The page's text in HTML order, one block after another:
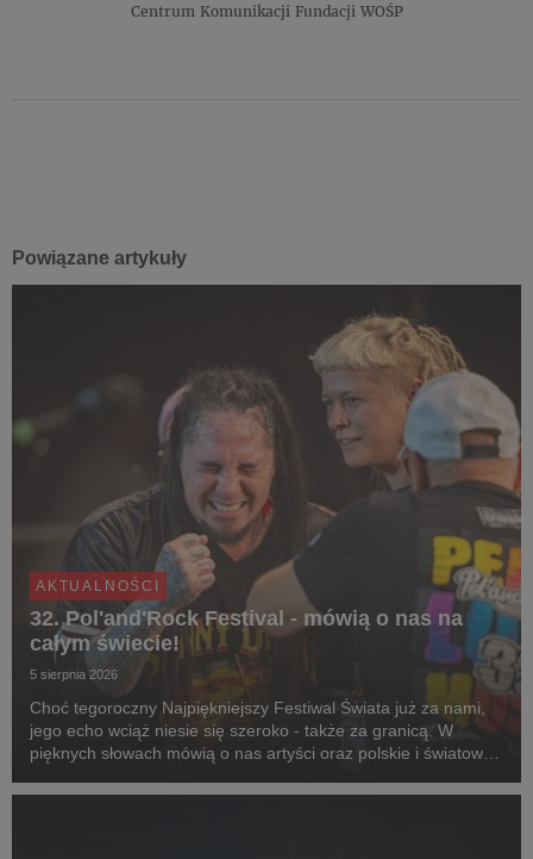
Centrum Komunikacji Fundacji WOŚP
Powiązane artykuły
AKTUALNOŚCI
32. Pol'and'Rock Festival - mówią o nas na
całym świecie!
5 sierpnia 2026
Choć tegoroczny Najpiękniejszy Festiwal Świata już za nami,
jego echo wciąż niesie się szeroko - także za granicą. W
pięknych słowach mówią o nas artyści oraz polskie i światowe
postaramy się rozwiać.